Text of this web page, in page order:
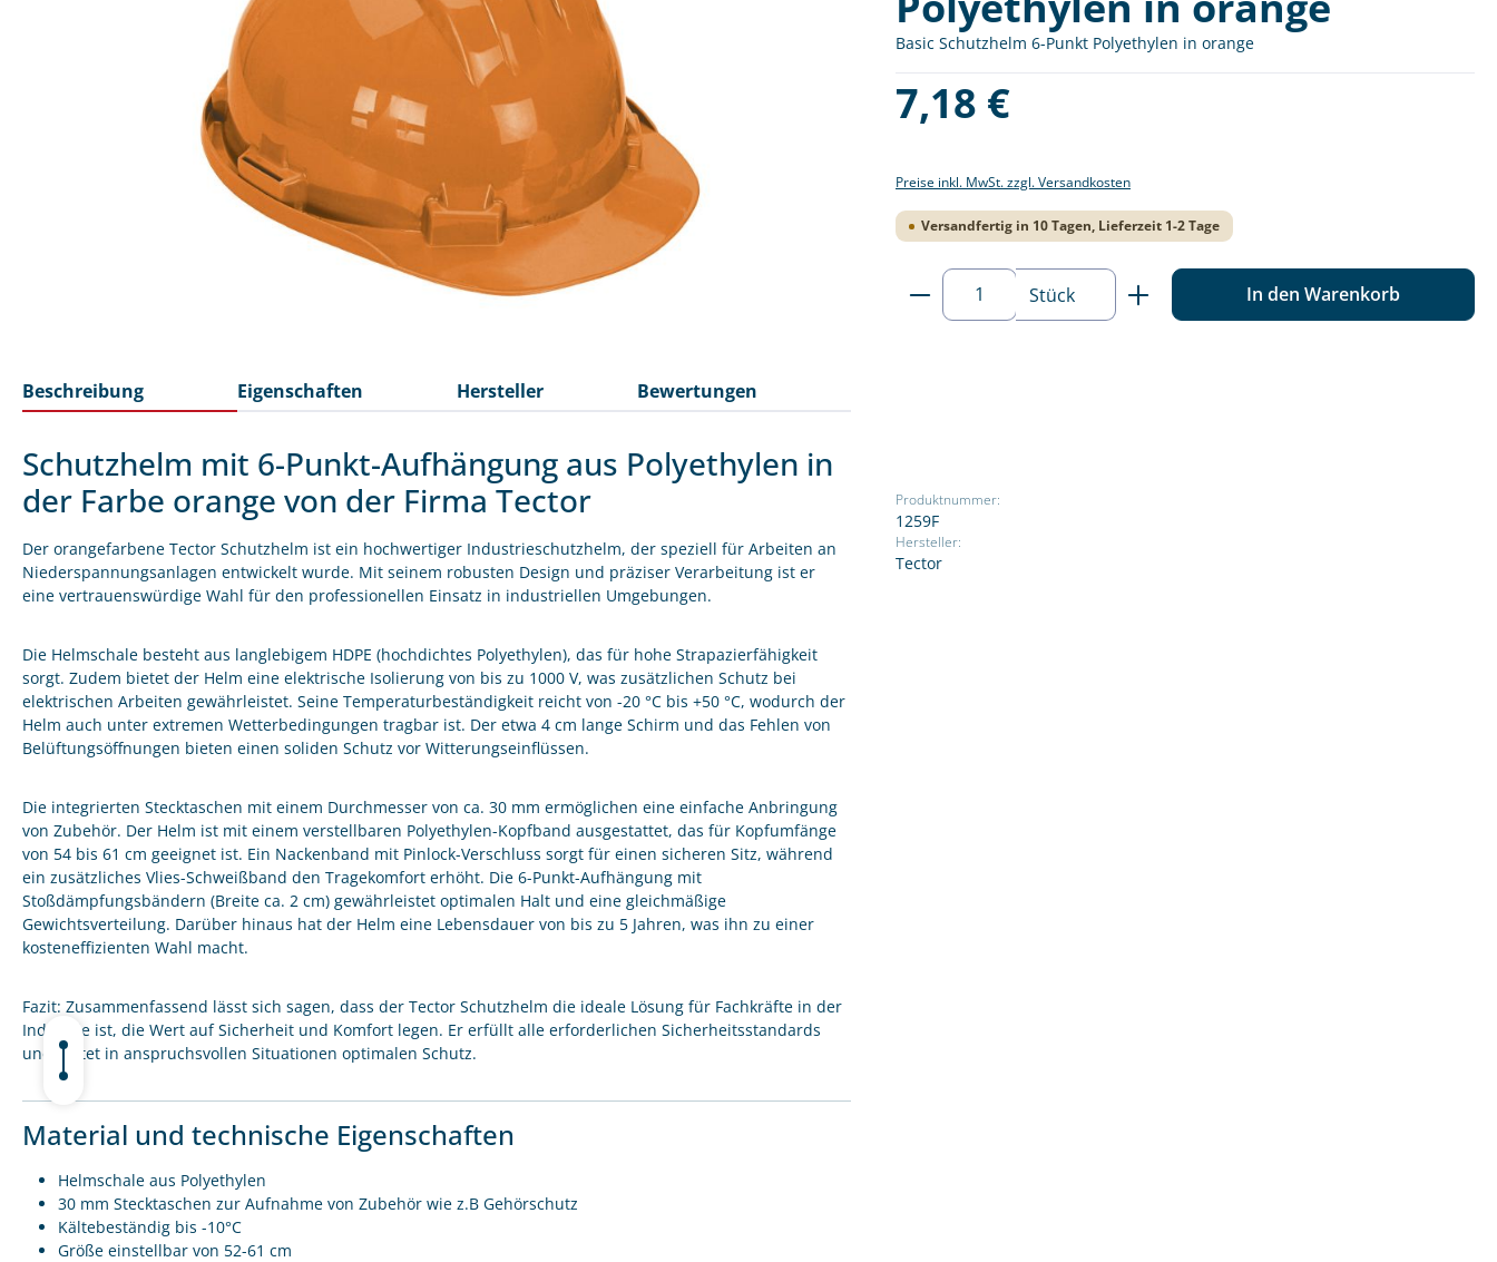
Basic Schutzhelm 6-Punkt Polyethylen in orange
Regulärer Preis:
7,18 €
Preise inkl. MwSt. zzgl. Versandkosten
Versandfertig in 10 Tagen, Lieferzeit 1-2 Tage
Produkt Anzahl: Gib den gewünschten Wert
Stück In den Warenkorb
Produktnummer:
1259F
Hersteller:
Tector
Beschreibung Eigenschaften Hersteller Bewertungen
Schutzhelm mit 6-Punkt-Aufhängung aus Polyethylen in
der Farbe orange von der Firma Tector
Der orangefarbene Tector Schutzhelm ist ein hochwertiger Industrieschutzhelm, der speziell für Arbeiten an
Niederspannungsanlagen entwickelt wurde. Mit seinem robusten Design und präziser Verarbeitung ist er
eine vertrauenswürdige Wahl für den professionellen Einsatz in industriellen Umgebungen.
Die Helmschale besteht aus langlebigem HDPE (hochdichtes Polyethylen), das für hohe Strapazierfähigkeit
sorgt. Zudem bietet der Helm eine elektrische Isolierung von bis zu 1000 V, was zusätzlichen Schutz bei
elektrischen Arbeiten gewährleistet. Seine Temperaturbeständigkeit reicht von -20 °C bis +50 °C, wodurch der
Helm auch unter extremen Wetterbedingungen tragbar ist. Der etwa 4 cm lange Schirm und das Fehlen von
Belüftungsöffnungen bieten einen soliden Schutz vor Witterungseinflüssen.
Die integrierten Stecktaschen mit einem Durchmesser von ca. 30 mm ermöglichen eine einfache Anbringung
von Zubehör. Der Helm ist mit einem verstellbaren Polyethylen-Kopfband ausgestattet, das für Kopfumfänge
von 54 bis 61 cm geeignet ist. Ein Nackenband mit Pinlock-Verschluss sorgt für einen sicheren Sitz, während
ein zusätzliches Vlies-Schweißband den Tragekomfort erhöht. Die 6-Punkt-Aufhängung mit
Stoßdämpfungsbändern (Breite ca. 2 cm) gewährleistet optimalen Halt und eine gleichmäßige
Gewichtsverteilung. Darüber hinaus hat der Helm eine Lebensdauer von bis zu 5 Jahren, was ihn zu einer
kosteneffizienten Wahl macht.
Fazit: Zusammenfassend lässt sich sagen, dass der Tector Schutzhelm die ideale Lösung für Fachkräfte in der
Industrie ist, die Wert auf Sicherheit und Komfort legen. Er erfüllt alle erforderlichen Sicherheitsstandards
und bietet in anspruchsvollen Situationen optimalen Schutz.
Material und technische Eigenschaften
Helmschale aus Polyethylen
30 mm Stecktaschen zur Aufnahme von Zubehör wie z.B Gehörschutz
Kältebeständig bis -10°C
Größe einstellbar von 52-61 cm